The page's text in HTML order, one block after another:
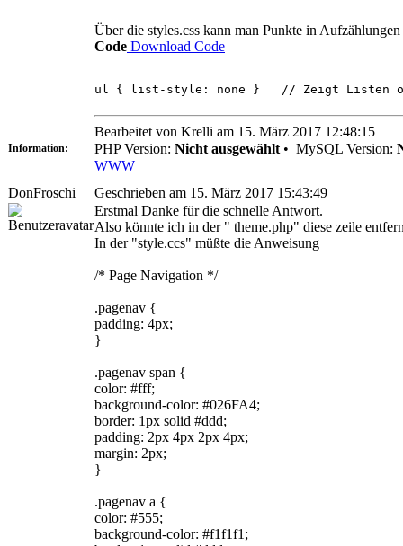
Über die styles.css kann man Punkte in
Code Download Code
ul { list-style: none } // Zeigt Listen
Bearbeitet von Krelli am 15. März 2017 12:48:15
Information: PHP Version: Nicht ausgewählt • MySQL Version:
WWW
DonFroschi
Geschrieben am 15. März 2017 15:43:49
Erstmal Danke für die schnelle Antwort.
Also könnte ich in der " theme.php" diese zeile
In der "style.ccs" müßte die Anweisung
/* Page Navigation */
.pagenav {
padding: 4px;
}
.pagenav span {
color: #fff;
background-color: #026FA4;
border: 1px solid #ddd;
padding: 2px 4px 2px 4px;
margin: 2px;
}
.pagenav a {
color: #555;
background-color: #f1f1f1;